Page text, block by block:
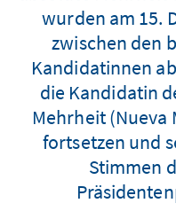
wurden am 15.
zwischen den
Kandidatinnen
die Kandidatin
Mehrheit (Nueva
fortsetzen und
Stimmen